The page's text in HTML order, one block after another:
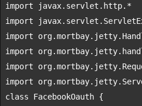
import
import javax.servlet.
import
import
import
import
class